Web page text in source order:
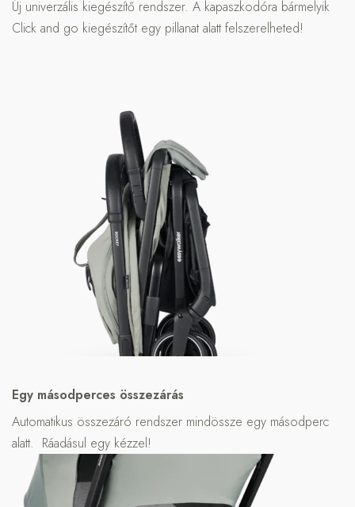
Új univerzális kiegészítő rendszer. A kapaszkodóra bármelyik
Click and go kiegészítőt egy pillanat alatt felszerelheted!
Egy másodperces összezárás
Automatikus összezáró rendszer mindössze egy másodperc
alatt. Ráadásul egy kézzel!